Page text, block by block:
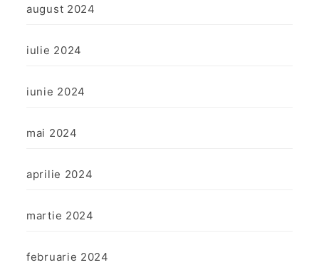
august 2024
iulie 2024
iunie 2024
mai 2024
aprilie 2024
martie 2024
februarie 2024